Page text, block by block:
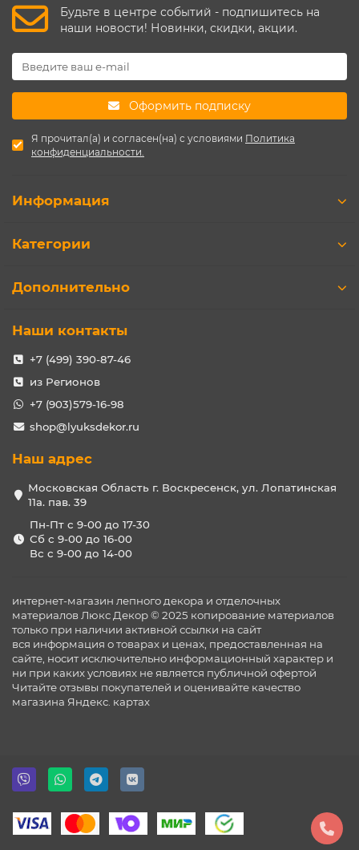
Будьте в центре событий - подпишитесь на
наши новости! Новинки, скидки, акции.
Оформить подписку
Я прочитал(а) и согласен(на) с условиями Политика
конфиденциальности.
Информация
Категории
Дополнительно
Наши контакты
+7 (499) 390-87-46
из Регионов
+7 (903)579-16-98
shop@lyuksdekor.ru
Наш адрес
Московская Область г. Воскресенск, ул. Лопатинская
11а. пав. 39
Пн-Пт с 9-00 до 17-30
Сб с 9-00 до 16-00
Вс с 9-00 до 14-00
интернет-магазин лепного декора и отделочных
материалов Люкс Декор © 2025 копирование материалов
только при наличии активной ссылки на сайт
вся информация о товарах и ценах, предоставленная на
сайте, носит исключительно информационный характер и
ни при каких условиях не является публичной офертой
Читайте отзывы покупателей и оценивайте качество
магазина Яндекс. картах